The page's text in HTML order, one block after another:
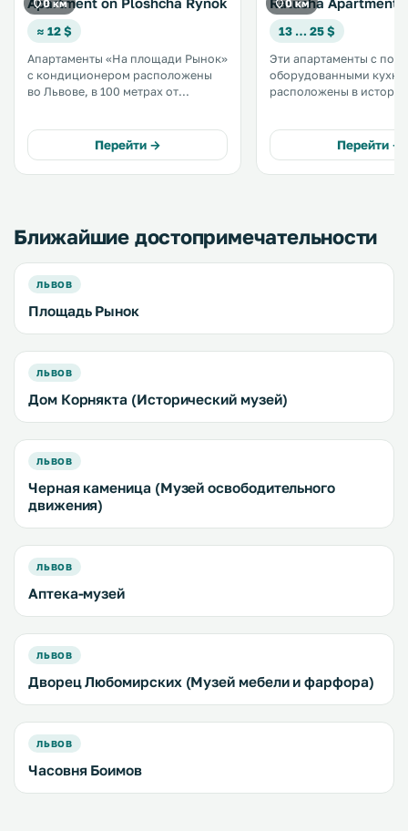
0 км
≈ 12 $
Апартаменты «На площади Рынок»
с кондиционером расположены
во Львове, в 100 метрах от
Перейти →
0 км
13 … 25 $
Эти апартаменты с
оборудованными
расположены в
костел 15-го века
минутах ходьбы. .
Перейти →
Ближайшие достопримечательности
ЛЬВОВ
Площадь Рынок
ЛЬВОВ
Дом Корнякта (Исторический музей)
ЛЬВОВ
Черная каменица (Музей освободительного
движения)
ЛЬВОВ
Аптека-музей
ЛЬВОВ
Дворец Любомирских (Музей мебели и фарфора)
ЛЬВОВ
Часовня Боимов